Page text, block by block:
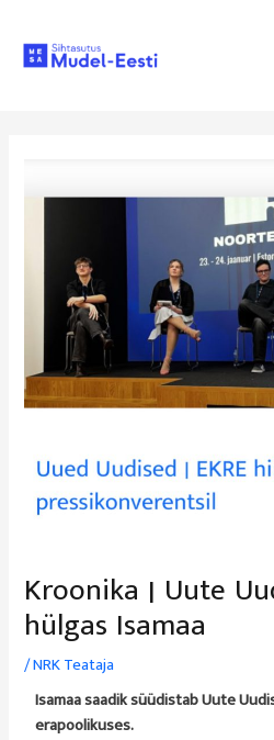
Kroonika | Uute
hülgas Isamaa
/NRK Teataja
Isamaa saadik süüdistab Uute
erapoolikuses.